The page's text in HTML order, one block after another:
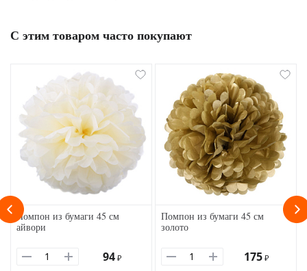
С этим товаром часто покупают
Помпон из бумаги 45 см
айвори
94 ₽
Помпон из бумаги 45 см
золото
175 ₽